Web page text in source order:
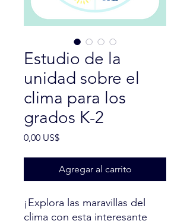
Estudio de la
unidad sobre el
clima para los
grados K-2
0,00 US$Precio
Agregar al carrito
¡Explora las maravillas del
clima con esta interesante